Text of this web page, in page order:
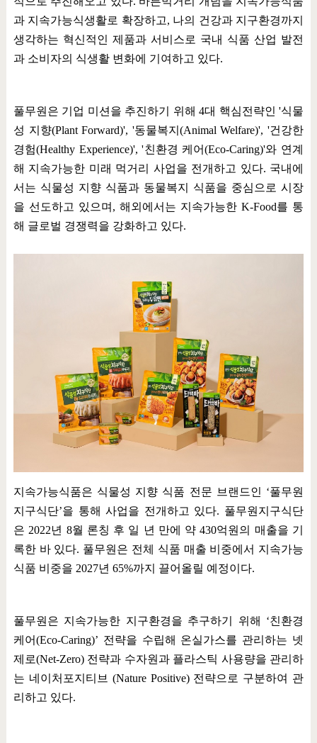
과 지속가능식생활로 확장하고, 나의 건강과 지구환경까지
생각하는 혁신적인 제품과 서비스로 국내 식품 산업 발전
과 소비자의 식생활 변화에 기여하고 있다.
풀무원은 기업 미션을 추진하기 위해4대 핵심전략인'식물
성 지향(Plant Forward)', '동물복지 (Animal Welfare)', '건강한
경험(Healthy Experience)', '친환경 케어(Eco-Caring)'와 연계
해 지속가능한 미래 먹거리 사업을 전개하고 있다. 국내에
서는 식물성 지향 식품과 동물복지 식품을 중심으로 시장
을 선도하고 있으며 , 해외에서는 지속가능한K-Food를 통
해 글로벌 경쟁력을 강화하고 있다.
지속가능식품은 식물성 지향 식품 전문 브랜드인 ‘풀무원
지구식단’을 통해 사업을 전개하고 있다. 풀무원지구식단
은 2022년 8월 론칭 후 일 년 만에 약430억원의 매출을 기
록한 바 있다. 풀무원은 전체 식품 매출 비중에서 지속가능
식품 비중을 2027년 65%까지 끌어올릴 예정이다.
풀무원은 지속가능한 지구환경을 추구하기 위해 ‘친환경
케어(Eco-Caring)’ 전략을 수립해 온실가스를 관리하는 넷
제로(Net-Zero) 전략과 수자원과 플라스틱 사용량을 관리하
는 네이처포지티브 (Nature Positive) 전략으로 구분하여 관
리하고 있다.